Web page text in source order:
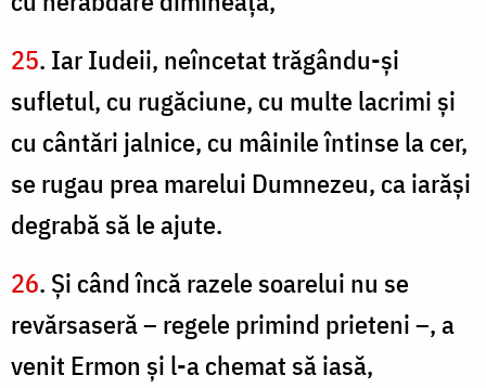
25. Iar Iudeii, neîncetat trăgându-şi
sufletul, cu rugăciune, cu multe lacrimi şi
cu cântări jalnice, cu mâinile întinse la cer,
se rugau prea marelui Dumnezeu, ca iarăşi
degrabă să le ajute.
26. Şi când încă razele soarelui nu se
revărsaseră – regele primind prieteni –, a
venit Ermon şi l-a chemat să iasă,